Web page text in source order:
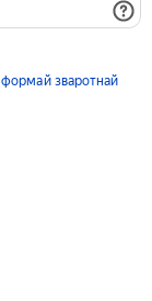
формай зваротнай